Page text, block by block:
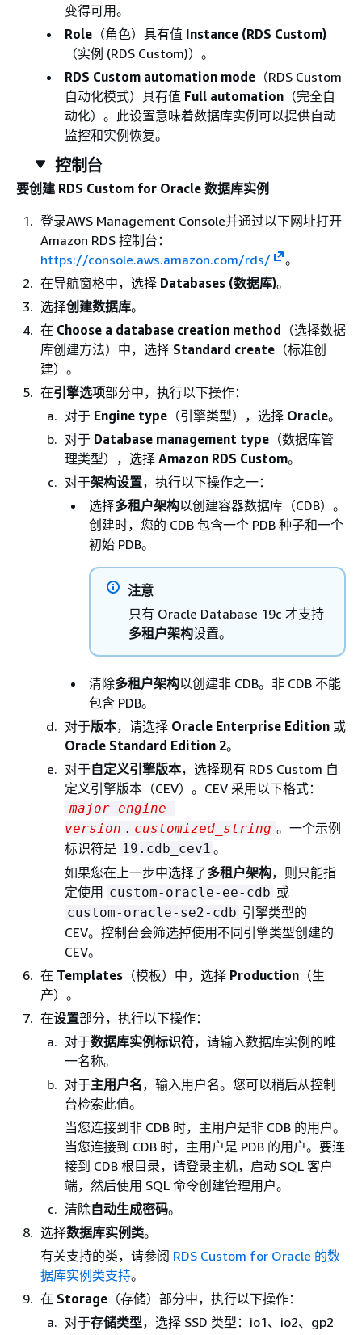
变得可用。
Role （角色）具有值 Instance (RDS Custom)
（实例 (RDS Custom)）。
RDS Custom automation mode （RDS Custom
自动化模式）具有值 Full automation （完全自
动化）。此设置意味着数据库实例可以提供自动
监控和实例恢复。
控制台
要创建 RDS Custom for Oracle 数据库实例
登录AWS Management Console并通过以下网址打开
Amazon RDS 控制台：
https://console.aws.amazon.com/rds/
。
在导航窗格中，选择 Databases (数据库)。
选择创建数据库。
在 Choose a database creation method （选择数据
库创建方法）中，选择 Standard create （标准创
建）。
在引擎选项部分中，执行以下操作：
对于 Engine type （引擎类型），选择 Oracle。
对于 Database management type （数据库管
理类型），选择 Amazon RDS Custom。
对于架构设置，执行以下操作之一：
选择多租户架构以创建容器数据库（CDB）。
创建时，您的 CDB 包含一个 PDB 种子和一个
初始 PDB。
注意
只有 Oracle Database 19c 才支持
多租户架构设置。
清除多租户架构以创建非 CDB。非 CDB 不能
包含 PDB。
对于版本，请选择 Oracle Enterprise Edition 或
Oracle Standard Edition 2。
对于自定义引擎版本，选择现有 RDS Custom 自
定义引擎版本（CEV）。CEV 采用以下格式：
major-engine-
version . customized_string 。一个示例
标识符是 19.cdb_cev1 。
如果您在上一步中选择了多租户架构，则只能指
定使用 custom-oracle-ee-cdb 或
custom-oracle-se2-cdb 引擎类型的
CEV。控制台会筛选掉使用不同引擎类型创建的
CEV。
在 Templates （模板）中，选择 Production （生
产）。
在设置部分，执行以下操作：
对于数据库实例标识符，请输入数据库实例的唯
一名称。
对于主用户名，输入用户名。您可以稍后从控制
台检索此值。
当您连接到非 CDB 时，主用户是非 CDB 的用户。
当您连接到 CDB 时，主用户是 PDB 的用户。要连
接到 CDB 根目录，请登录主机，启动 SQL 客户
端，然后使用 SQL 命令创建管理用户。
清除自动生成密码。
选择数据库实例类。
有关支持的类，请参阅 RDS Custom for Oracle 的数
据库实例类支持。
在 Storage （存储）部分中，执行以下操作：
对于存储类型，选择 SSD 类型：io1、io2、gp2